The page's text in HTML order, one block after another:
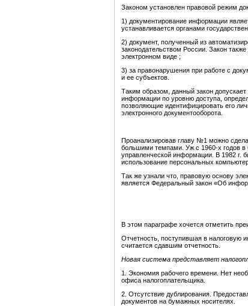
Законом установлен правовой режим
1) документирование информации
устанавливается органами
2) документ, полученный из
законодательством России. Закон
электронном виде ;
3) за правонарушения при работе с
и ее субъектов.
Таким образом, данный закон
информации по уровню доступа,
позволяющие идентифицировать его
электронного документооборота.
Проанализировав главу №1 можно
большими темпами. Уж с 1960-х годов в
управленческой информации. В 1982 г.
использование персональных
Так же узнали что, правовую основу
является Федеральный закон «Об
В этом параграфе хочется отметить
Отчетность, поступившая в налоговую
считается сдавшим отчетность.
Новая система представляет
1. Экономия рабочего времени. Нет
офиса налогоплательщика.
2. Отсутствие дублирования.
документов на бумажных носителях.